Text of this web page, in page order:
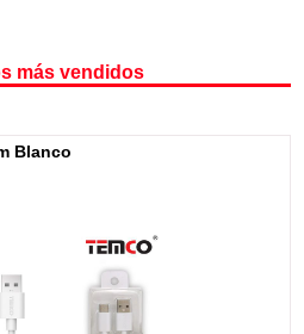
más vendidos
Blanco